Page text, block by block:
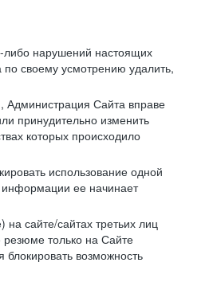
либо нарушений настоящих
своему усмотрению удалить,
Администрация Сайта вправе
принудительно изменить
которых происходило
использование одной
информации ее начинает
сайте/сайтах третьих лиц
только на Сайте
возможность